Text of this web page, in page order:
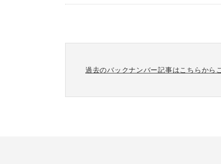
過去のバックナンバー記事はこちらから